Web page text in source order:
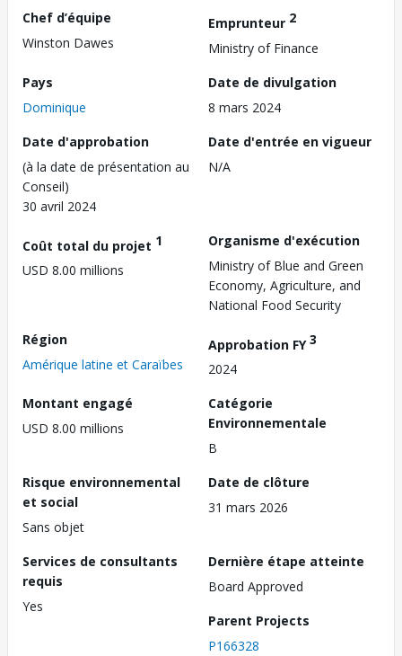
Chef d’équipe
Winston Dawes
Emprunteur 2
Ministry of Finance
Pays
Dominique
Date de divulgation
8 mars 2024
Date d'approbation
(à la date de présentation au
Conseil)
30 avril 2024
Date d'entrée en vigueur
N/A
Coût total du projet 1
USD 8.00 millions
Organisme d'exécution
Ministry of Blue and Green
Economy, Agriculture, and
National Food Security
Région
Amérique latine et Caraïbes
Approbation FY3
2024
Montant engagé
USD 8.00 millions
Catégorie
Environnementale
B
Risque environnemental
et social
Sans objet
Date de clôture
31 mars 2026
Services de consultants
requis
Yes
Dernière étape atteinte
Board Approved
Parent Projects
P166328